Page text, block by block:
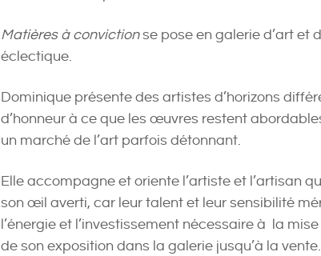
Matières à convictionse pose en galerie d’art et
éclectique.
Dominique présente des artistes d’horizons
d’honneur à ce que les œuvres restent
un marché de l’art parfois détonnant.
Elle accompagne et oriente l’artiste et l’artisan
son œil averti, car leur talent et leur sensibilité
l’énergie et l’investissement nécessaire à la
de son exposition dans la galerie jusqu’à la vente.